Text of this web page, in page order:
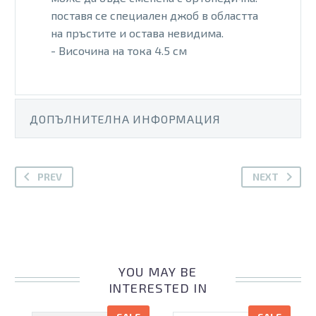
поставя се специален джоб в областта
на пръстите и остава невидима.
- Височина на тока 4.5 см
ДОПЪЛНИТЕЛНА ИНФОРМАЦИЯ
PREV NEXT
YOU MAY BE
INTERESTED IN